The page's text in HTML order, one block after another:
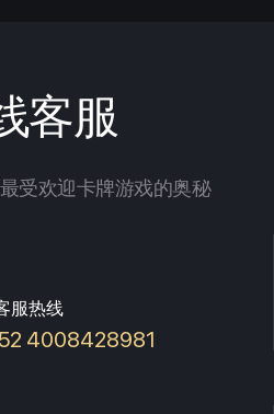
客服
受欢迎卡牌游戏的奥秘
服热线
4008428981